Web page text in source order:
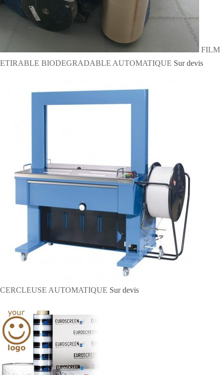
FILM
ETIRABLE BIODEGRADABLE AUTOMATIQUE Sur devis
CERCLEUSE AUTOMATIQUE Sur devis